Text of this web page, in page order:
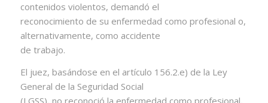
contenidos violentos, demandó el
reconocimiento de su enfermedad como profesional o,
alternativamente, como accidente
de trabajo.
El juez, basándose en el artículo 156.2.e) de la Ley
General de la Seguridad Social
(LGSS), no reconoció la enfermedad como profesional,